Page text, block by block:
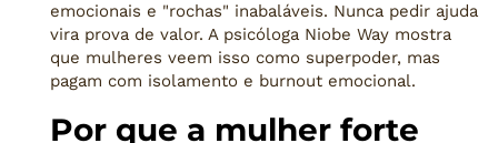
emocionais e "rochas" inabaláveis. Nunca pedir ajuda
vira prova de valor. A psicóloga Niobe Way mostra
que mulheres veem isso como superpoder, mas
pagam com isolamento e burnout emocional.
Por que a mulher forte